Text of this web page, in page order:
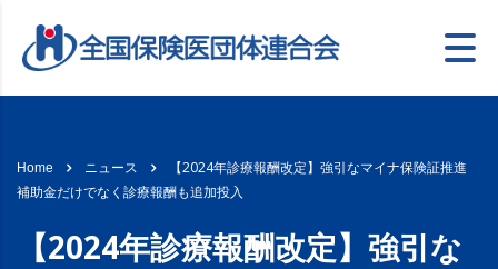
Home ニュース
【2024年診療報酬改定】強引なマイナ保険証推進
補助金だけでなく診療報酬も追加投入
【2024年診療報酬改定】強引な